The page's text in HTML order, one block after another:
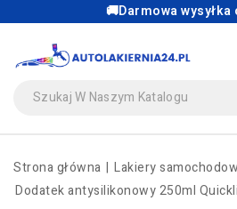
🚚Darmowa wysyłka
Strona główna Lakiery
Dodatek antysilikonowy 250ml